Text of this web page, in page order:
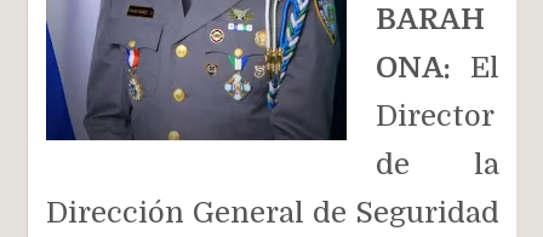
BARAH
ONA: El
Director
de la
Dirección General de Seguridad